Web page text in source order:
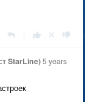
StarLine)5 years